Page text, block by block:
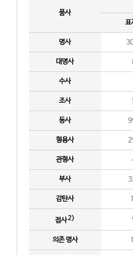
품사
표
명사
대명사
수사
조사
동사
형용사
관형사
부사
감탄사
접사2)
의존 명사